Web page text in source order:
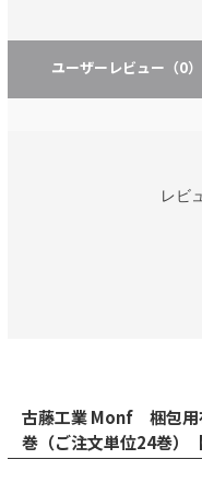
ユーザーレビュー （0）
レビ
古藤工業 Monf 梱包
巻（ご注文単位24巻）